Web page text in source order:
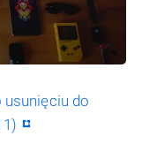
do